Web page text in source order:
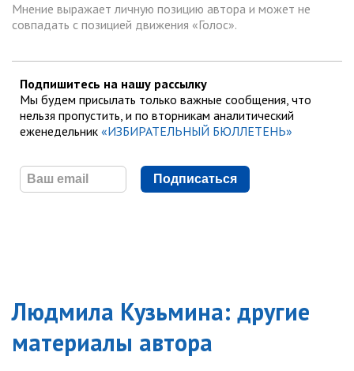
Мнение выражает личную позицию автора и может не
совпадать с позицией движения «Голос».
Подпишитесь на нашу рассылку
Мы будем присылать только важные сообщения, что
нельзя пропустить, и по вторникам аналитический
еженедельник «ИЗБИРАТЕЛЬНЫЙ БЮЛЛЕТЕНЬ»
Подписаться
Людмила Кузьмина: другие
материалы автора